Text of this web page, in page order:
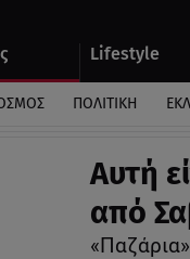
Lifestyle
ΠΟΛΙΤΙΚΗ
Αυτή
από